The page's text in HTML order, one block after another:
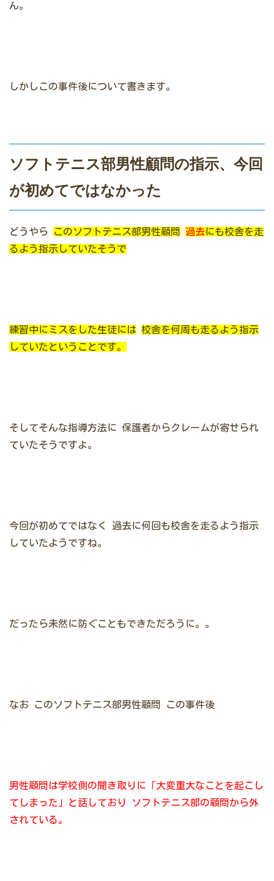
ん。
しかしこの事件後について書きます。
ソフトテニス部男性顧問の指示、今回
が初めてではなかった
どうやら このソフトテニス部男性顧問 過去にも校舎を走
るよう指示していたそうで
練習中にミスをした生徒には 校舎を何周も走るよう指示
していたということです。
そしてそんな指導方法に 保護者からクレームが寄せられ
ていたそうですよ。
今回が初めてではなく
過去に何回も校舎を走るよう指示
していたようですね。
だったら未然に防ぐこともできただろうに。。
なお このソフトテニス部男性顧問 この事件後
男性顧問は学校側の聞き取りに「大変重大なことを起こし
てしまった」と話しており
ソフトテニス部の顧問から外
されている。